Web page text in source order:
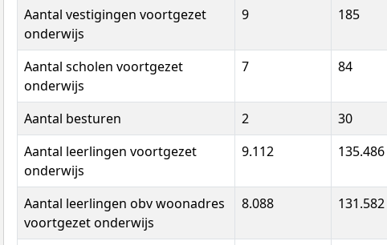
Aantal vestigingen voortgezet
onderwijs
9 185
Aantal scholen voortgezet
onderwijs
7 84
Aantal besturen 2 30
Aantal leerlingen voortgezet
onderwijs
9.112 135.486
Aantal leerlingen obv woonadres
voortgezet onderwijs
8.088 131.582